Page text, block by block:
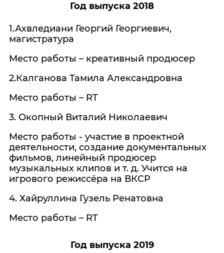
Год выпуска 2018
1.Ахвледиани Георгий Георгиевич,
магистратура
Место работы – креативный продюсер
2.Калганова Тамила Александровна
Место работы – RT
3. Окопный Виталий Николаевич
Место работы - участие в проектной
деятельности, создание документальных
фильмов, линейный продюсер
музыкальных клипов и т. д. Учится на
игрового режиссёра на ВКСР
4. Хайруллина Гузель Ренатовна
Место работы – RT
Год выпуска 2019